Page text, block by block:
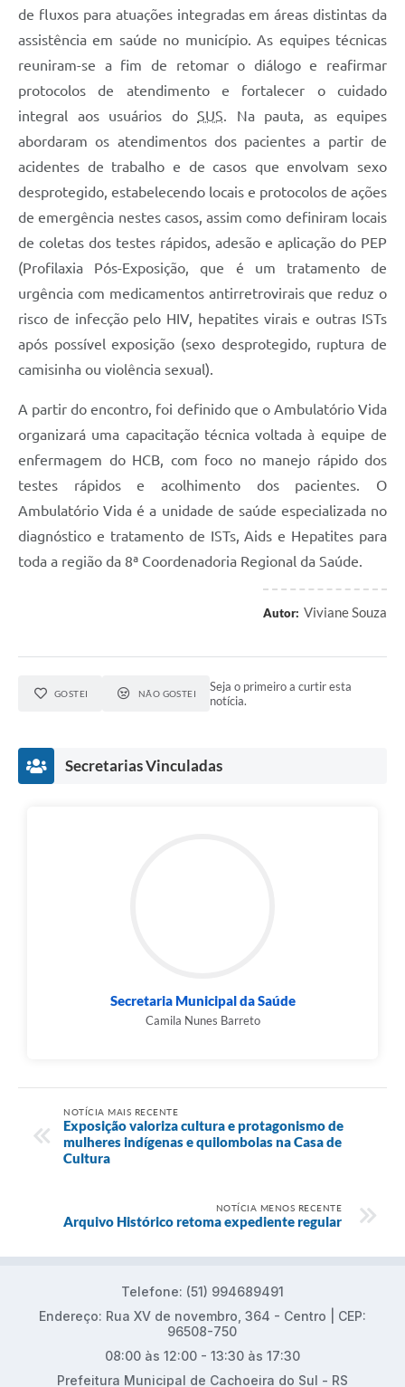
Serviços Online
Telefones Úteis
Agenda
Contato
de fluxos para atuações integradas em áreas distintas da
assistência em saúde no município. As equipes técnicas
reuniram-se a fim de retomar o diálogo e reafirmar
protocolos de atendimento e fortalecer o cuidado
integral aos usuários do SUS. Na pauta, as equipes
abordaram os atendimentos dos pacientes a partir de
acidentes de trabalho e de casos que envolvam sexo
desprotegido, estabelecendo locais e protocolos de ações
de emergência nestes casos, assim como definiram locais
de coletas dos testes rápidos, adesão e aplicação do PEP
(Profilaxia Pós-Exposição, que é um tratamento de
urgência com medicamentos antirretrovirais que reduz o
risco de infecção pelo HIV, hepatites virais e outras ISTs
após possível exposição (sexo desprotegido, ruptura de
camisinha ou violência sexual).
A partir do encontro, foi definido que o Ambulatório Vida
organizará uma capacitação técnica voltada à equipe de
enfermagem do HCB, com foco no manejo rápido dos
testes rápidos e acolhimento dos pacientes. O
Ambulatório Vida é a unidade de saúde especializada no
diagnóstico e tratamento de ISTs, Aids e Hepatites para
toda a região da 8ª Coordenadoria Regional da Saúde.
Autor: Viviane Souza
GOSTEI NÃO GOSTEI
Seja o primeiro a curtir esta
notícia.
Secretarias Vinculadas
Secretaria Municipal da Saúde
Camila Nunes Barreto
NOTÍCIA MAIS RECENTE
Exposição valoriza cultura e protagonismo de
mulheres indígenas e quilombolas na Casa de
Cultura
NOTÍCIA MENOS RECENTE
Arquivo Histórico retoma expediente regular
Telefone: (51) 994689491
Endereço: Rua XV de novembro, 364 - Centro | CEP:
96508-750
08:00 às 12:00 - 13:30 às 17:30
Prefeitura Municipal de Cachoeira do Sul - RS